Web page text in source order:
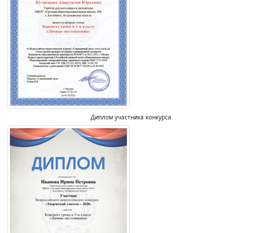
Диплом участника конкурса